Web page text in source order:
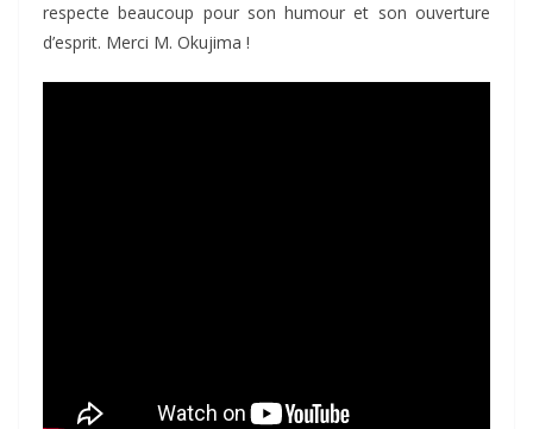
respecte beaucoup pour son humour et son ouverture
d’esprit. Merci M. Okujima !